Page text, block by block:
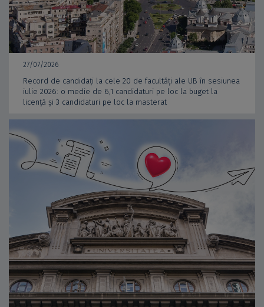
27/07/2026
Record de candidați la cele 20 de facultăți ale UB în sesiunea
iulie 2026: o medie de 6,1 candidaturi pe loc la buget la
licență și 3 candidaturi pe loc la masterat